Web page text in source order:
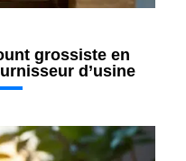
grossiste en
d’usine